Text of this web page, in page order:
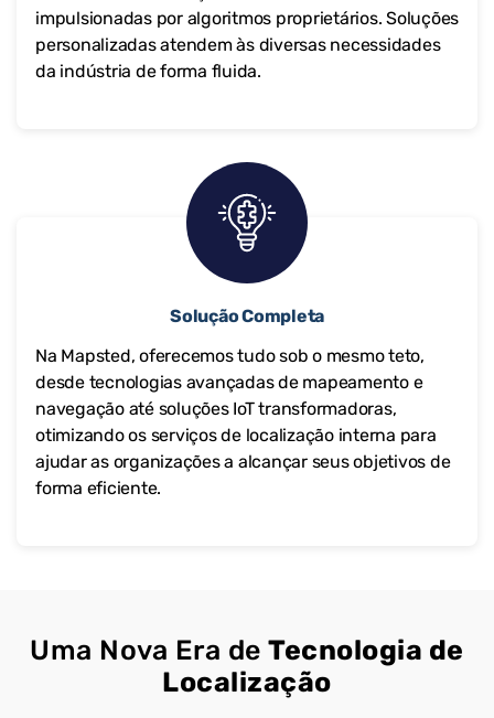
impulsionadas por algoritmos proprietários. Soluções
personalizadas atendem às diversas necessidades
da indústria de forma fluida.
Solução Completa
Na Mapsted, oferecemos tudo sob o mesmo teto,
desde tecnologias avançadas de mapeamento e
navegação até soluções IoT transformadoras,
otimizando os serviços de localização interna para
ajudar as organizações a alcançar seus objetivos de
forma eficiente.
Uma Nova Era de Tecnologia de
Localização